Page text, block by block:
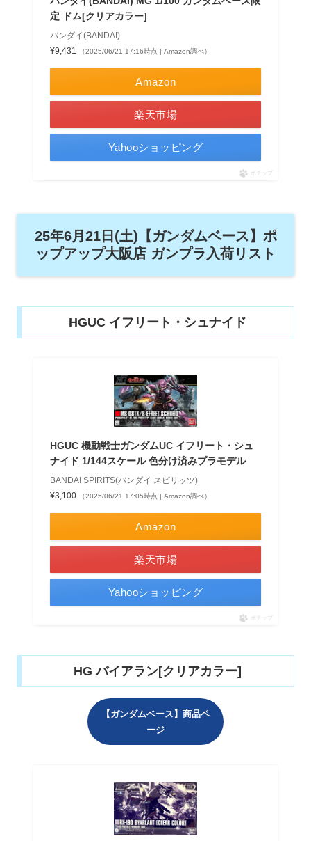
定 ドム[クリアカラー]
バンダイ(BANDAI)
¥9,431
（2025/06/21 17:16時点 | Amazon調べ）
Amazon
楽天市場
Yahooショッピング
ポチップ
25年6月21日(土)【ガンダムベース】ポ
ップアップ大阪店 ガンプラ入荷リスト
HGUC イフリート・シュナイド
HGUC 機動戦士ガンダムUC イフリート・シュ
ナイド 1/144スケール 色分け済みプラモデル
BANDAI SPIRITS(バンダイ スピリッツ)
¥3,100
（2025/06/21 17:05時点 | Amazon調べ）
Amazon
楽天市場
Yahooショッピング
ポチップ
HG バイアラン[クリアカラー]
【ガンダムベース】商品ペ
ージ